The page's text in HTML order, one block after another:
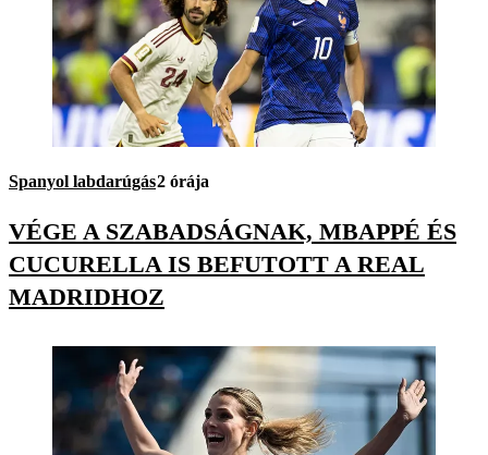
Spanyol labdarúgás2 órája
VÉGE A SZABADSÁGNAK, MBAPPÉ ÉS
CUCURELLA IS BEFUTOTT A REAL
MADRIDHOZ